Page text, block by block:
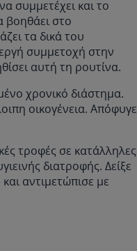
συμμετέχει και το
βοηθάει στο
τα δικά του
συμμετοχή στην
αυτή τη ρουτίνα.
χρονικό διάστημα.
οικογένεια. Απόφυγε
τροφές σε κατάλληλες
διατροφής. Δείξε
αντιμετώπισε με